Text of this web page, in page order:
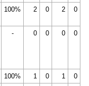
100% 2 0 2 0
- 0 0 0 0
100% 1 0 1 0